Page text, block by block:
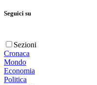
Seguici su
Sezioni
Cronaca
Mondo
Economia
Politica